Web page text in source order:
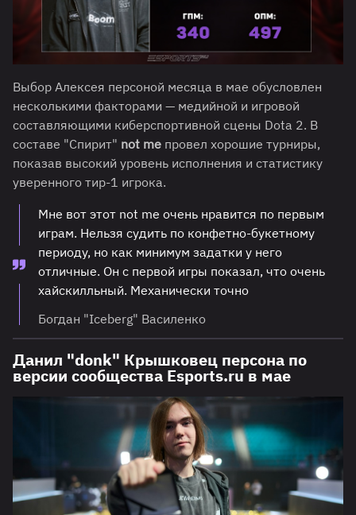
Выбор Алексея персоной месяца в мае обусловлен
несколькими факторами — медийной и игровой
составляющими киберспортивной сцены Dota 2. В
составе "Спирит" not me провел хорошие турниры,
показав высокий уровень исполнения и статистику
уверенного тир-1 игрока.
Мне вот этот not me очень нравится по первым
играм. Нельзя судить по конфетно-букетному
периоду, но как минимум задатки у него
отличные. Он с первой игры показал, что очень
хайскилльный. Механически точно
Богдан "Iceberg" Василенко
Данил "donk" Крышковец персона по
версии сообщества Esports.ru в мае